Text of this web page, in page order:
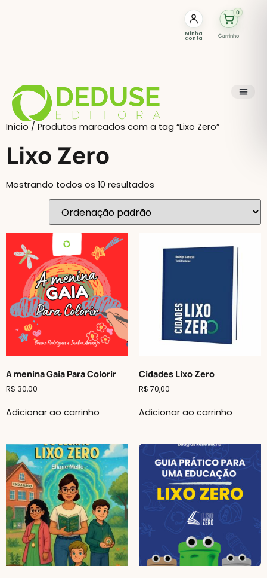
Minha
conta Carrinho
0
Início / Produtos marcados com a tag “Lixo Zero”
Lixo Zero
Mostrando todos os 10 resultados
A menina Gaia Para Colorir
R$ 30,00
Adicionar ao carrinho
Cidades Lixo Zero
R$ 70,00
Adicionar ao carrinho